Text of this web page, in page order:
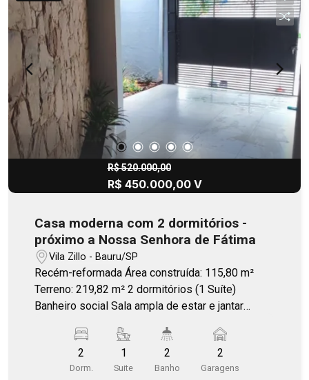
R$ 520.000,00
R$ 450.000,00 V
Casa moderna com 2 dormitórios -
próximo a Nossa Senhora de Fátima
Vila Zillo - Bauru/SP
Recém-reformada Área construída: 115,80 m²
Terreno: 219,82 m² 2 dormitórios (1 Suíte)
Banheiro social Sala ampla de estar e jantar
com churrasqueira Lavanderia Amplo quintal:
Permite instalação futura de spa ou jacuzzi
Garagem: 2 vagas (1 Coberta)
2
Dorm.
1
Suite
2
Banho
2
Garagens